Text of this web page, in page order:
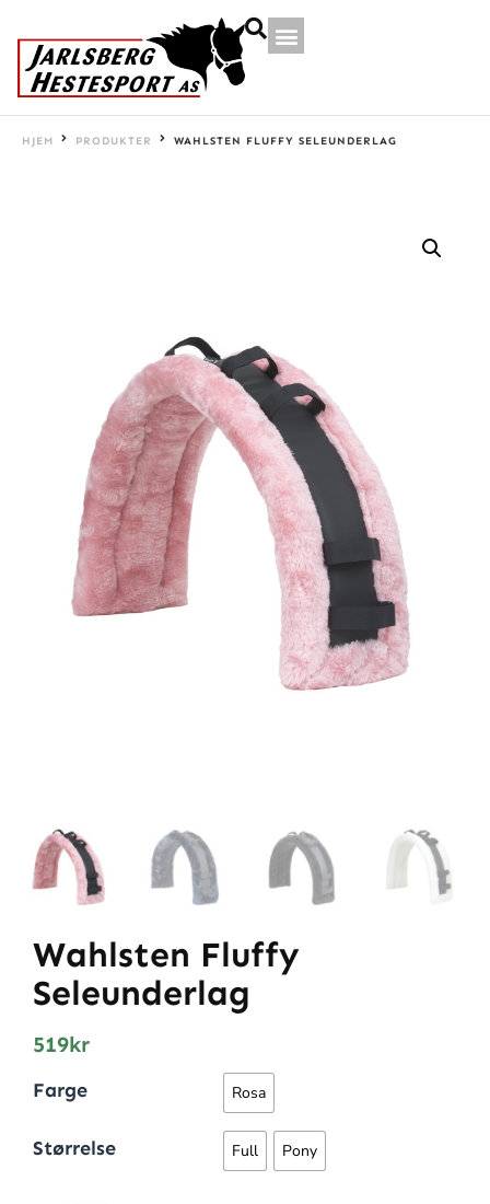
HJEM PRODUKTER WAHLSTEN FLUFFY SELEUNDERLAG
Wahlsten Fluffy
Seleunderlag
519kr
Farge Rosa
Størrelse Full Pony